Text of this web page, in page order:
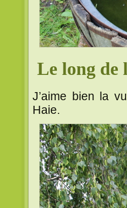
Le long de
J’aime bien la
Haie.